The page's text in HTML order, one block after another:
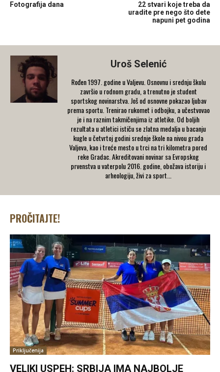
Fotografija dana
22 stvari koje treba da
uradite pre nego što dete
napuni pet godina
Uroš Selenić
Rođen 1997. godine u Valjevu. Osnovnu i srednju školu
završio u rodnom gradu, a trenutno je student
sportskog novinarstva. Još od osnovne pokazao ljubav
prema sportu. Trenirao rukomet i odbojku, a učestvovao
je i na raznim takmičenjima iz atletike. Od boljih
rezultata u atletici ističu se zlatna medalja u bacanju
kugle u četvrtoj godini srednje škole na nivou grada
Valjeva, kao i treće mesto u trci na tri kilometra pored
reke Gradac. Akreditovani novinar sa Evropskog
prvenstva u vaterpolu 2016. godine, obožava istoriju i
arheologiju, živi za sport...
PROČITAJTE!
Priključenija
VELIKI USPEH: SRBIJA IMA NAJBOLJE